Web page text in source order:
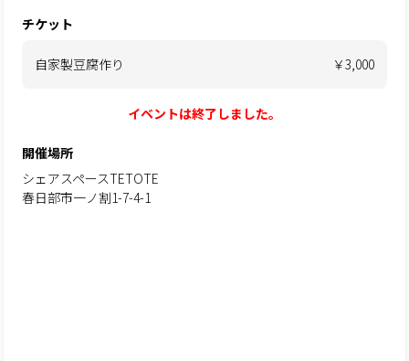
チケット
自家製豆腐作り ￥3,000
イベントは終了しました。
開催場所
シェアスペースTETOTE
春日部市一ノ割1-7-4-1